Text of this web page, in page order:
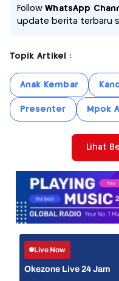
FollowWhatsApp
update berita terbaru
Topik Artikel :
Anak Kembar
Presenter Mpok
Lihat
Live Now
Okezone Live 24 Jam